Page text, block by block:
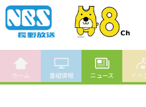
ホーム 番組情報 ニュース イベ